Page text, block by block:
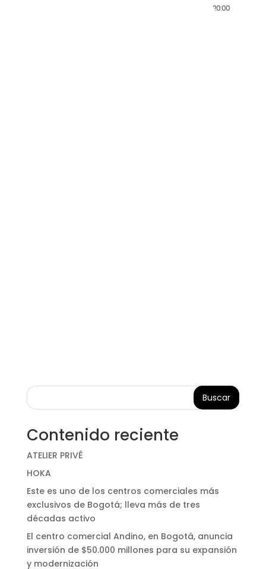
20:00
Buscar
Contenido reciente
ATELIER PRIVÊ
HOKA
Este es uno de los centros comerciales más
exclusivos de Bogotá; lleva más de tres
décadas activo
El centro comercial Andino, en Bogotá, anuncia
inversión de $50.000 millones para su expansión
y modernización